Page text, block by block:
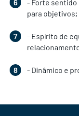
- Forte sentido
para objetivos;
- Espírito de
- Dinâmico e